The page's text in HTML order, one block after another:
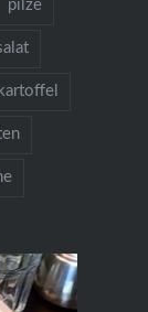
pilze